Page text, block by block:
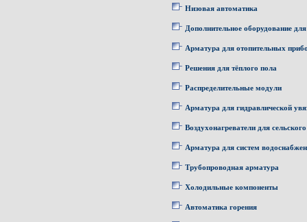
Низовая автоматика
Дополнительное оборудование
Арматура для отопительных
Решения для тёплого пола
Распределительные модули
Арматура для гидравлической
Воздухонагреватели для
Арматура для систем
Трубопроводная арматура
Холодильные компоненты
Автоматика горения